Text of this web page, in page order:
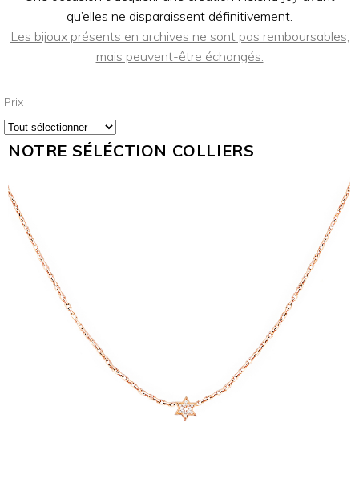
qu’elles ne disparaissent définitivement.
Les bijoux présents en archives ne sont pas remboursables,
mais peuvent-être échangés.
Prix
NOTRE SÉLÉCTION COLLIERS